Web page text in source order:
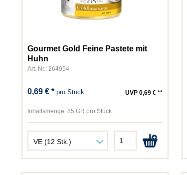
Gourmet Gold Feine Pastete mit
Huhn
Art. Nr.: 264954
0,69 € * pro Stück UVP 0,69 € **
Inhaltsmenge:85 GR pro Stück